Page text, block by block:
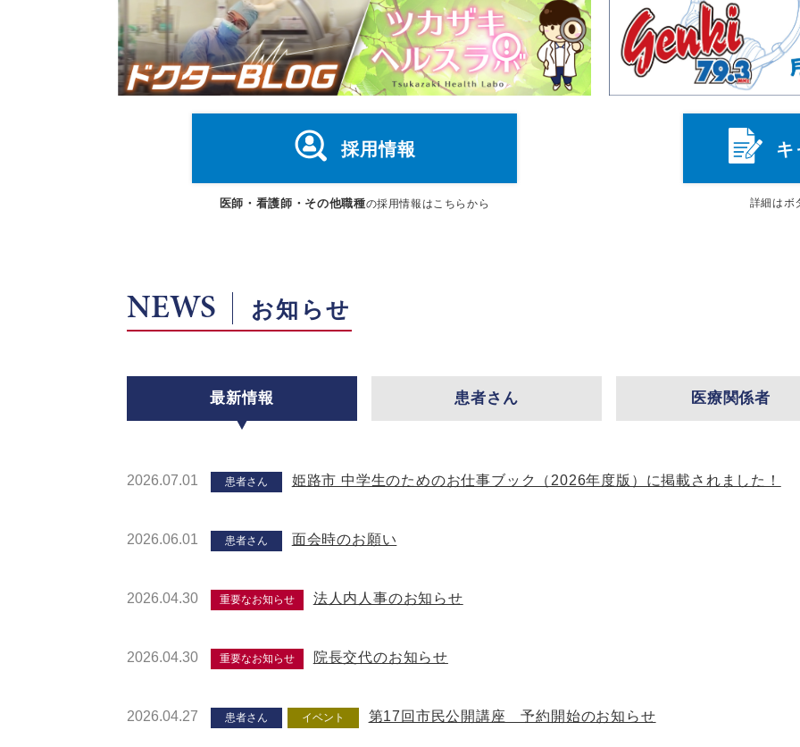
採用情報
医師・看護師・その他職種の採用情報はこちらから
キ
詳細はボ
NEWS お知らせ
最新情報 患者さん 医療関係者
2026.07.01 患者さん 姫路市 中学生のためのお仕事ブック（2026年度版）に掲載されました！
2026.06.01 患者さん 面会時のお願い
2026.04.30 重要なお知らせ 法人内人事のお知らせ
2026.04.30 重要なお知らせ 院長交代のお知らせ
2026.04.27 患者さん イベント 第17回市民公開講座 予約開始のお知らせ